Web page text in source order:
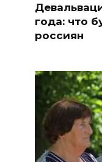
года: что
россиян